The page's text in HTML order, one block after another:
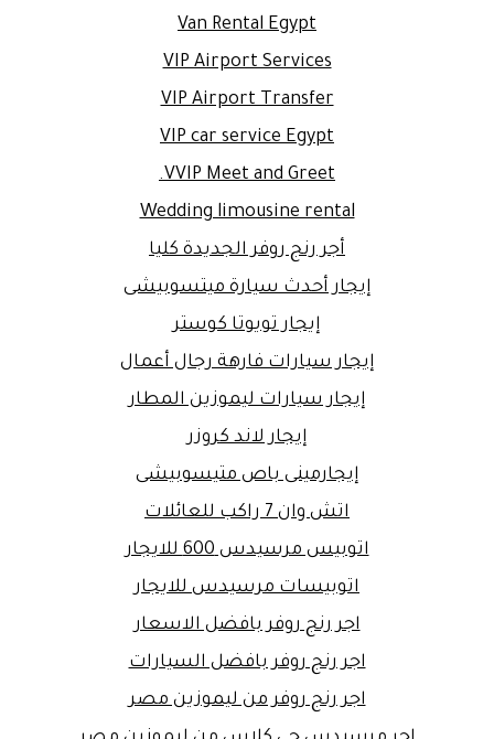
Van Rental Egypt
VIP Airport Services
VIP Airport Transfer
VIP car service Egypt
VVIP Meet and Greet.
Wedding limousine rental
أجر رنج روفر الجديدة كليا
إيجار أحدث سيارة ميتسوبيشى
إيجار تويوتا كوستر
إيجار سيارات فارهة رجال أعمال
إيجار سيارات ليموزين المطار
إيجار لاند كروزر
إيجارمينى باص متيسوبيشى
اتش وان 7 راكب للعائلات
اتوبيس مرسيدس 600 للايجار
اتوبيسات مرسيدس للايجار
اجر رنج روفر بافضل الاسعار
اجر رنج روفر بافضل السيارات
اجر رنج روفر من ليموزين مصر